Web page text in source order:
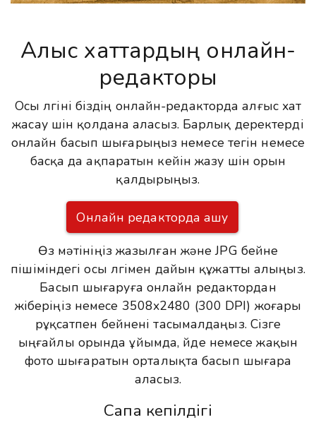
Алғыс хаттардың онлайн-
редакторы
Осы үлгіні біздің онлайн-редакторда алғыс хат
жасау үшін қолдана аласыз. Барлық деректерді
онлайн басып шығарыңыз немесе тегін немесе
басқа да ақпаратын кейін жазу үшін орын
қалдырыңыз.
Онлайн редакторда ашу
Өз мәтініңіз жазылған және JPG бейне
пішіміндегі осы үлгімен дайын құжатты алыңыз.
Басып шығаруға онлайн редактордан
жіберіңіз немесе 3508x2480 (300 DPI) жоғары
рұқсатпен бейнені тасымалдаңыз. Сізге
ыңғайлы орында ұйымда, үйде немесе жақын
фото шығаратын орталықта басып шығара
аласыз.
Сапа кепілдігі